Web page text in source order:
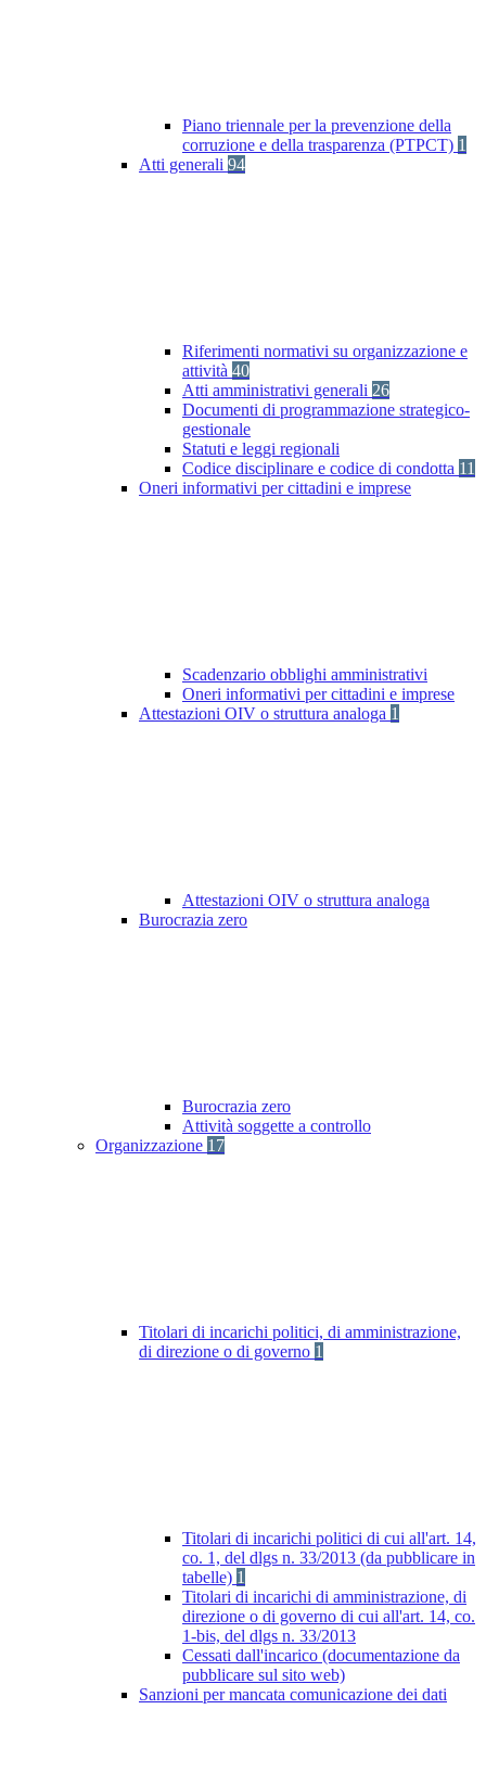
Piano triennale per la prevenzione della
corruzione e della trasparenza (PTPCT) 1
Atti generali 94
Riferimenti normativi su organizzazione e
attività 40
Atti amministrativi generali 26
Documenti di programmazione strategico-
gestionale
Statuti e leggi regionali
Codice disciplinare e codice di condotta 11
Oneri informativi per cittadini e imprese
Scadenzario obblighi amministrativi
Oneri informativi per cittadini e imprese
Attestazioni OIV o struttura analoga 1
Attestazioni OIV o struttura analoga
Burocrazia zero
Burocrazia zero
Attività soggette a controllo
Organizzazione 17
Titolari di incarichi politici, di amministrazione,
di direzione o di governo 1
Titolari di incarichi politici di cui all'art. 14,
co. 1, del dlgs n. 33/2013 (da pubblicare in
tabelle) 1
Titolari di incarichi di amministrazione, di
direzione o di governo di cui all'art. 14, co.
1-bis, del dlgs n. 33/2013
Cessati dall'incarico (documentazione da
pubblicare sul sito web)
Sanzioni per mancata comunicazione dei dati